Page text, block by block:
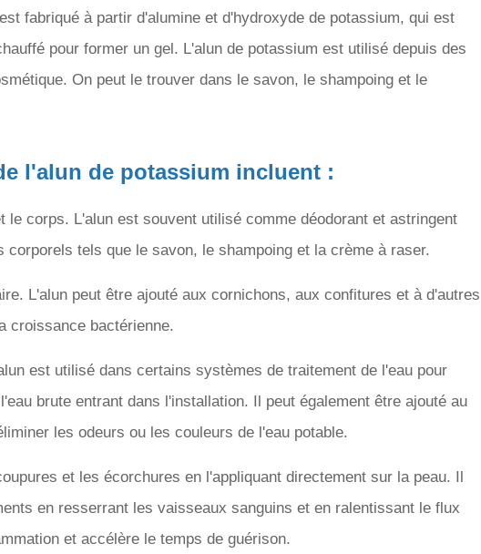
fabriqué à partir d'alumine et d'hydroxyde de potassium, qui est
pour former un gel. L'alun de potassium est utilisé depuis des
On peut le trouver dans le savon, le shampoing et le
l'alun de potassium incluent :
le corps. L'alun est souvent utilisé comme déodorant et astringent
corporels tels que le savon, le shampoing et la crème à raser.
L'alun peut être ajouté aux cornichons, aux confitures et à d'autres
croissance bactérienne.
est utilisé dans certains systèmes de traitement de l'eau pour
brute entrant dans l'installation. Il peut également être ajouté au
les odeurs ou les couleurs de l'eau potable.
et les écorchures en l'appliquant directement sur la peau. Il
en resserrant les vaisseaux sanguins et en ralentissant le flux
et accélère le temps de guérison.